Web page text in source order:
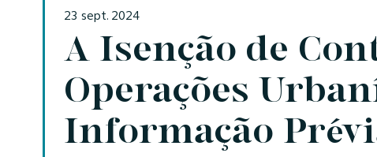
23 sept. 2024
A Isenção de
Operações
Informação